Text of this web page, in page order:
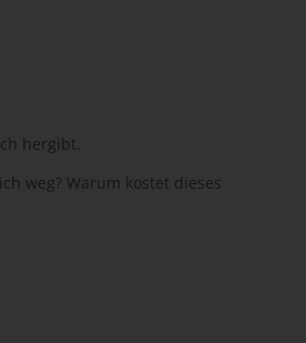
hergibt.
weg? Warum kostet dieses